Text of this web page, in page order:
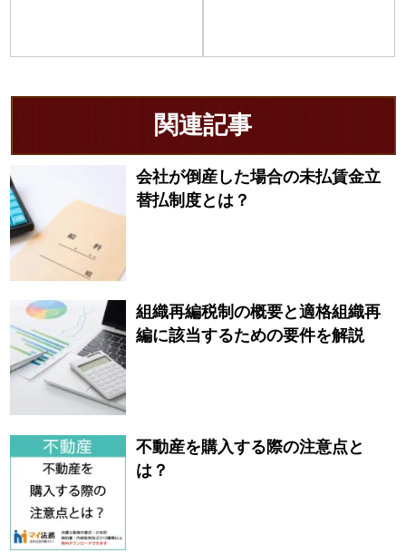
関連記事
会社が倒産した場合の未払賃金立
替払制度とは？
組織再編税制の概要と適格組織再
編に該当するための要件を解説
不動産を購入する際の注意点と
は？